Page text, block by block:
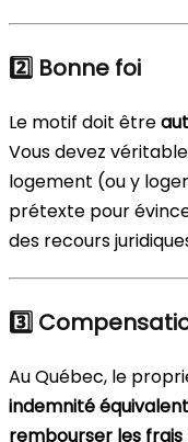
2️⃣ Bonne foi
Le motif doit être
Vous devez
logement (ou y
prétexte pour
des recours
3️⃣
Au Québec, le
indemnité
rembourser les